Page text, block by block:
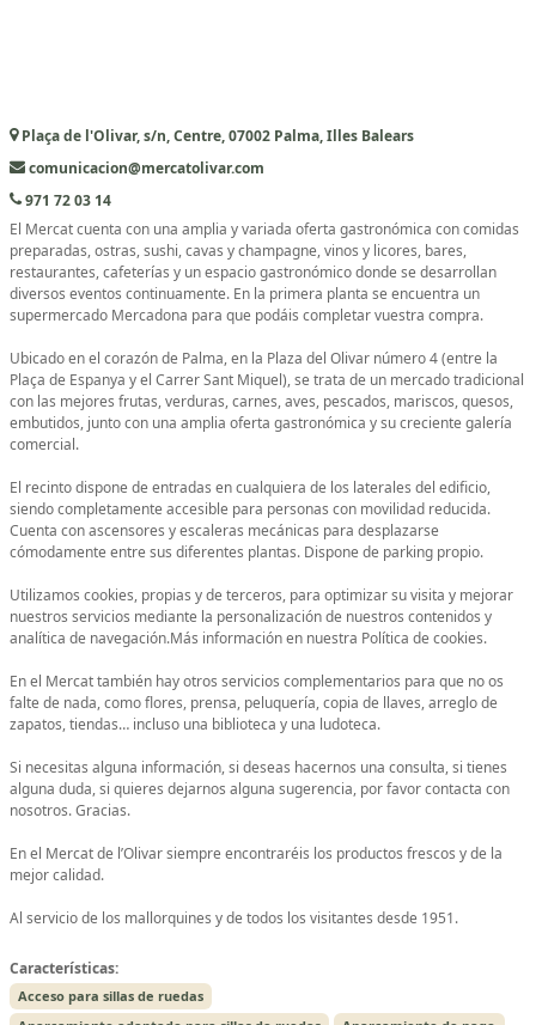
Plaça de l'Olivar, s/n, Centre, 07002 Palma, Illes Balears
comunicacion@mercatolivar.com
971 72 03 14
El Mercat cuenta con una amplia y variada oferta gastronómica con comidas
preparadas, ostras, sushi, cavas y champagne, vinos y licores, bares,
restaurantes, cafeterías y un espacio gastronómico donde se desarrollan
diversos eventos continuamente. En la primera planta se encuentra un
supermercado Mercadona para que podáis completar vuestra compra.
Ubicado en el corazón de Palma, en la Plaza del Olivar número 4 (entre la
Plaça de Espanya y el Carrer Sant Miquel), se trata de un mercado tradicional
con las mejores frutas, verduras, carnes, aves, pescados, mariscos, quesos,
embutidos, junto con una amplia oferta gastronómica y su creciente galería
comercial.
El recinto dispone de entradas en cualquiera de los laterales del edificio,
siendo completamente accesible para personas con movilidad reducida.
Cuenta con ascensores y escaleras mecánicas para desplazarse
cómodamente entre sus diferentes plantas. Dispone de parking propio.
Utilizamos cookies, propias y de terceros, para optimizar su visita y mejorar
nuestros servicios mediante la personalización de nuestros contenidos y
analítica de navegación.Más información en nuestra Política de cookies.
En el Mercat también hay otros servicios complementarios para que no os
falte de nada, como flores, prensa, peluquería, copia de llaves, arreglo de
zapatos, tiendas… incluso una biblioteca y una ludoteca.
Si necesitas alguna información, si deseas hacernos una consulta, si tienes
alguna duda, si quieres dejarnos alguna sugerencia, por favor contacta con
nosotros. Gracias.
En el Mercat de l’Olivar siempre encontraréis los productos frescos y de la
mejor calidad.
Al servicio de los mallorquines y de todos los visitantes desde 1951.
Características:
Acceso para sillas de ruedas